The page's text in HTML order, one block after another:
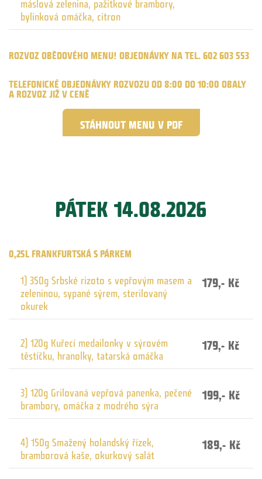
bylinková omáčka, citron
ROZVOZ OBĚDOVÉHO MENU! OBJEDNÁVKY NA TEL. 602 603 553
TELEFONICKÉ OBJEDNÁVKY ROZVOZU OD 8:00 DO 10:00 OBALY
A ROZVOZ JIŽ V CENĚ
STÁHNOUT MENU V PDF
PÁTEK 14.08.2026
0,25L FRANKFURTSKÁ S PÁRKEM
1) 350g Srbské rizoto s vepřovým masem a
zeleninou, sypané sýrem, sterilovaný
okurek
179,- Kč
2) 120g Kuřecí medailonky v sýrovém
těstíčku, hranolky, tatarská omáčka 179,- Kč
3) 120g Grilovaná vepřová panenka, pečené
brambory, omáčka z modrého sýra 199,- Kč
4) 150g Smažený holandský řízek,
bramborová kaše, okurkový salát 189,- Kč